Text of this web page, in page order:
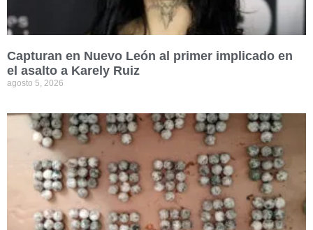
Capturan en Nuevo León al primer implicado en
el asalto a Karely Ruiz
agosto 5, 2026